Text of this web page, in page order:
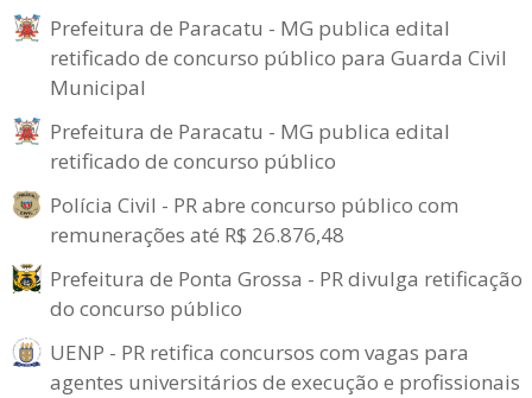
Prefeitura de Paracatu - MG publica edital
retificado de concurso público para Guarda Civil
Municipal
Prefeitura de Paracatu - MG publica edital
retificado de concurso público
Polícia Civil - PR abre concurso público com
remunerações até R$ 26.876,48
Prefeitura de Ponta Grossa - PR divulga retificação
do concurso público
UENP - PR retifica concursos com vagas para
agentes universitários de execução e profissionais